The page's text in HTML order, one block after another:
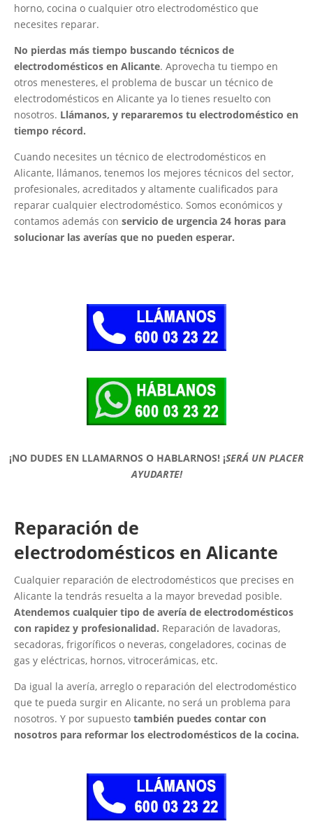
horno, cocina o cualquier otro electrodoméstico que
necesites reparar.
No pierdas más tiempo buscando técnicos de
electrodomésticos en Alicante. Aprovecha tu tiempo en
otros menesteres, el problema de buscar un técnico de
electrodomésticos en Alicante ya lo tienes resuelto con
nosotros. Llámanos, y repararemos tu electrodoméstico en
tiempo récord.
Cuando necesites un técnico de electrodomésticos en
Alicante, llámanos, tenemos los mejores técnicos del sector,
profesionales, acreditados y altamente cualificados para
reparar cualquier electrodoméstico. Somos económicos y
contamos además con servicio de urgencia 24 horas para
solucionar las averías que no pueden esperar.
¡NO DUDES EN LLAMARNOS O HABLARNOS! ¡SERÁ UN PLACER
AYUDARTE!
Reparación de
electrodomésticos en Alicante
Cualquier reparación de electrodomésticos que precises en
Alicante la tendrás resuelta a la mayor brevedad posible.
Atendemos cualquier tipo de avería de electrodomésticos
con rapidez y profesionalidad. Reparación de lavadoras,
secadoras, frigoríficos o neveras, congeladores, cocinas de
gas y eléctricas, hornos, vitrocerámicas, etc.
Da igual la avería, arreglo o reparación del electrodoméstico
que te pueda surgir en Alicante, no será un problema para
nosotros. Y por supuesto también puedes contar con
nosotros para reformar los electrodomésticos de la cocina.